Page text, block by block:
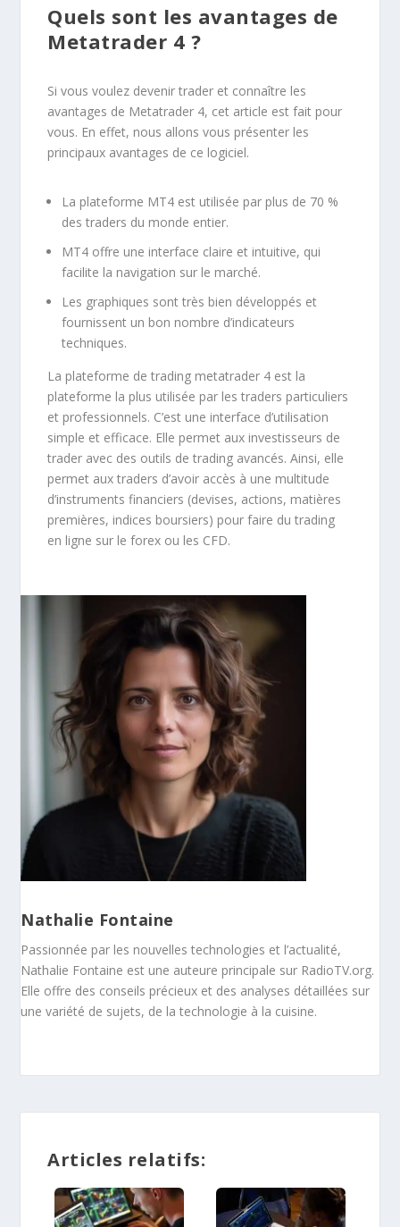
Quels sont les avantages de
Metatrader 4 ?
Si vous voulez devenir trader et connaître les
avantages de Metatrader 4, cet article est fait pour
vous. En effet, nous allons vous présenter les
principaux avantages de ce logiciel.
La plateforme MT4 est utilisée par plus de 70 %
des traders du monde entier.
MT4 offre une interface claire et intuitive, qui
facilite la navigation sur le marché.
Les graphiques sont très bien développés et
fournissent un bon nombre d’indicateurs
techniques.
La plateforme de trading metatrader 4 est la
plateforme la plus utilisée par les traders particuliers
et professionnels. C’est une interface d’utilisation
simple et efficace. Elle permet aux investisseurs de
trader avec des outils de trading avancés. Ainsi, elle
permet aux traders d’avoir accès à une multitude
d’instruments financiers (devises, actions, matières
premières, indices boursiers) pour faire du trading
en ligne sur le forex ou les CFD.
Nathalie Fontaine
Passionnée par les nouvelles technologies et l’actualité,
Nathalie Fontaine est une auteure principale sur RadioTV.org.
Elle offre des conseils précieux et des analyses détaillées sur
une variété de sujets, de la technologie à la cuisine.
Articles relatifs: